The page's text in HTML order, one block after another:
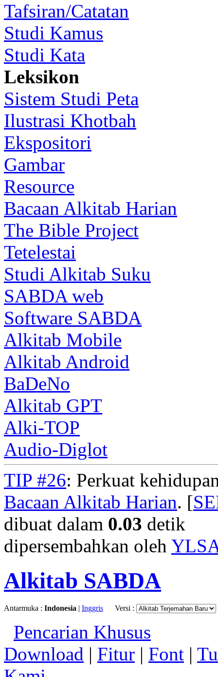
Tafsiran/Catatan
Studi Kamus
Studi Kata
Leksikon
Sistem Studi Peta
Ilustrasi Khotbah
Ekspositori
Gambar
Resource
Bacaan Alkitab Harian
The Bible Project
Tetelestai
Studi Alkitab Suku
SABDA web
Software SABDA
Alkitab Mobile
Alkitab Android
BaDeNo
Alkitab GPT
Alki-TOP
Audio-Diglot
TIP #26: Perkuat
Bacaan Alkitab Harian. [
dibuat dalam 0.03 detik
dipersembahkan oleh
Alkitab SABDA
Antarmuka : Indonesia | Inggris Versi :
Pencarian Khusus
Download | Fitur | Font |